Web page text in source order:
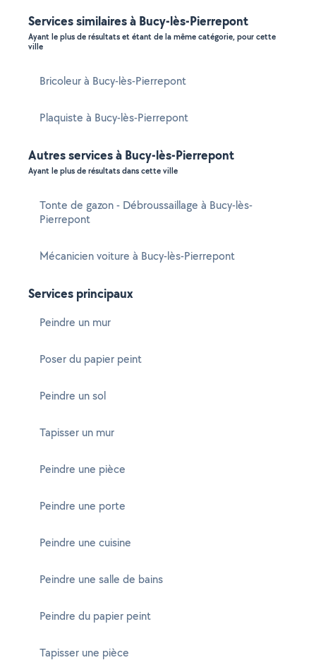
Services similaires à Bucy-lès-Pierrepont
Ayant le plus de résultats et étant de la même catégorie, pour cette
ville
Bricoleur à Bucy-lès-Pierrepont
Plaquiste à Bucy-lès-Pierrepont
Autres services à Bucy-lès-Pierrepont
Ayant le plus de résultats dans cette ville
Tonte de gazon - Débroussaillage à Bucy-lès-
Pierrepont
Mécanicien voiture à Bucy-lès-Pierrepont
Services principaux
Peindre un mur
Poser du papier peint
Peindre un sol
Tapisser un mur
Peindre une pièce
Peindre une porte
Peindre une cuisine
Peindre une salle de bains
Peindre du papier peint
Tapisser une pièce